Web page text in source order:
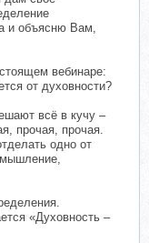
и объясню Вам,
вебинаре:
от духовности?
всё в кучу –
прочая, прочая.
одно от
«Духовность –